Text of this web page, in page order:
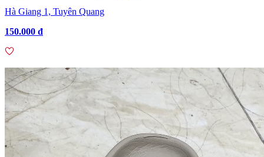
Hà Giang 1, Tuyên Quang
150.000 đ